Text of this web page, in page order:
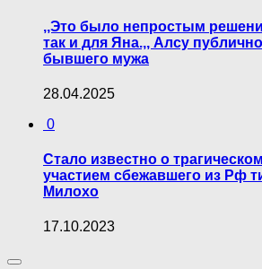
,,Это было непростым
так и для Яна.,, Алсу
бывшего мужа
28.04.2025
0
Стало известно о
участием сбежавшего из Рф
Милохо
17.10.2023